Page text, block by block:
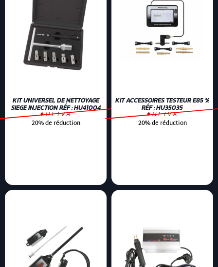
KIT UNIVERSEL DE NETTOYAGE
SIEGE INJECTION RÉF : HU41004
€ H.T. T.V.A.
20% de réduction
KIT ACCESSOIRES TESTEUR E85 %
RÉF : HU35035
€ H.T. T.V.A.
20% de réduction